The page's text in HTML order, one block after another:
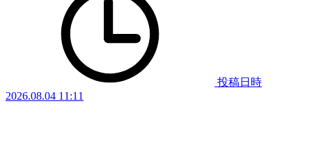
投稿日時
2026.08.04 11:11